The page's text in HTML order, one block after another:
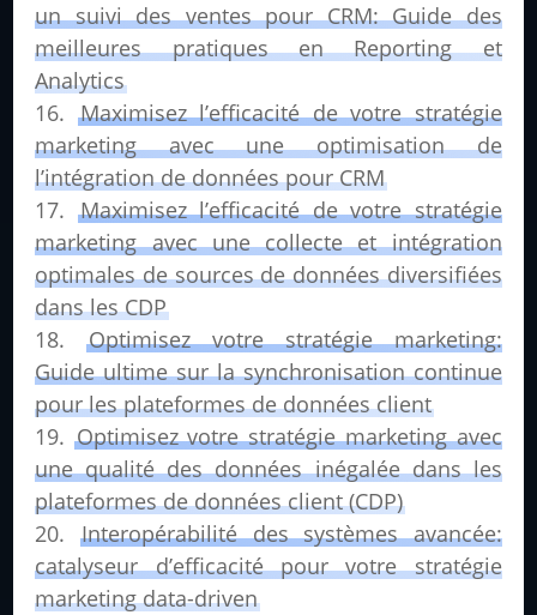
un suivi des ventes pour CRM: Guide des
meilleures pratiques en Reporting et
Analytics
Maximisez l’efficacité de votre stratégie
marketing avec une optimisation de
l’intégration de données pour CRM
Maximisez l’efficacité de votre stratégie
marketing avec une collecte et intégration
optimales de sources de données diversifiées
dans les CDP
Optimisez votre stratégie marketing:
Guide ultime sur la synchronisation continue
pour les plateformes de données client
Optimisez votre stratégie marketing avec
une qualité des données inégalée dans les
plateformes de données client (CDP)
Interopérabilité des systèmes avancée:
catalyseur d’efficacité pour votre stratégie
marketing data-driven